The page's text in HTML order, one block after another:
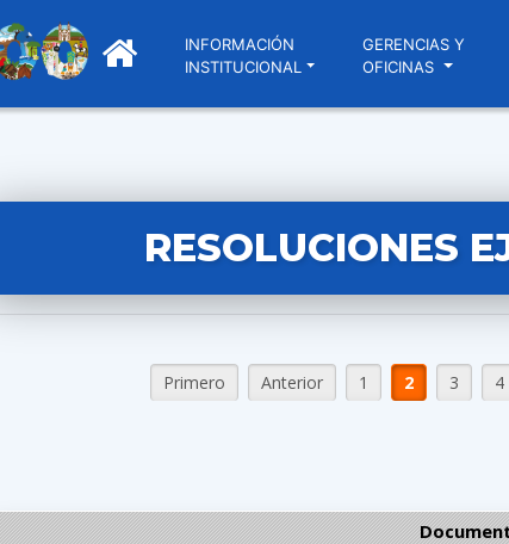
INFORMACIÓN
INSTITUCIONAL
GERENCIAS Y
OFICINAS
RESOLUCIONES
Primero Anterior 1 2 3 4